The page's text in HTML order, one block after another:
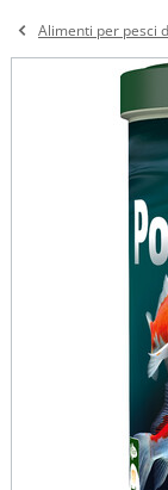
Alimenti per pesci